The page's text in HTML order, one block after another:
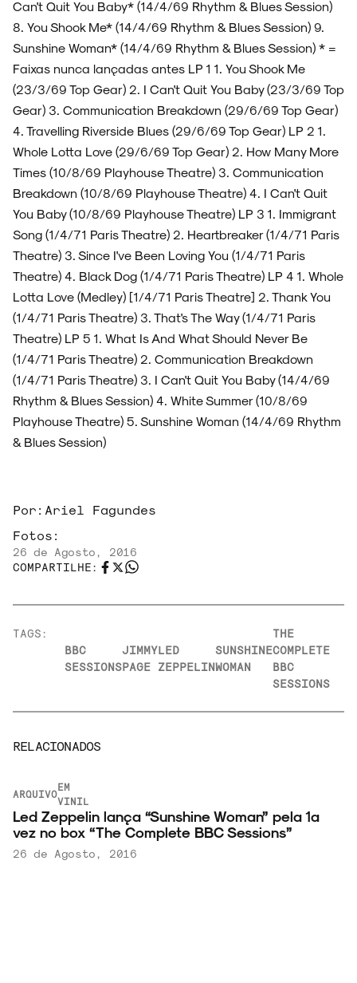
Can't Quit You Baby* (14/4/69 Rhythm & Blues Session)
8. You Shook Me* (14/4/69 Rhythm & Blues Session) 9.
Sunshine Woman* (14/4/69 Rhythm & Blues Session) * =
Faixas nunca lançadas antes LP 1 1. You Shook Me
(23/3/69 Top Gear) 2. I Can't Quit You Baby (23/3/69 Top
Gear) 3. Communication Breakdown (29/6/69 Top Gear)
4. Travelling Riverside Blues (29/6/69 Top Gear) LP 2 1.
Whole Lotta Love (29/6/69 Top Gear) 2. How Many More
Times (10/8/69 Playhouse Theatre) 3. Communication
Breakdown (10/8/69 Playhouse Theatre) 4. I Can't Quit
You Baby (10/8/69 Playhouse Theatre) LP 3 1. Immigrant
Song (1/4/71 Paris Theatre) 2. Heartbreaker (1/4/71 Paris
Theatre) 3. Since I've Been Loving You (1/4/71 Paris
Theatre) 4. Black Dog (1/4/71 Paris Theatre) LP 4 1. Whole
Lotta Love (Medley) [1/4/71 Paris Theatre] 2. Thank You
(1/4/71 Paris Theatre) 3. That's The Way (1/4/71 Paris
Theatre) LP 5 1. What Is And What Should Never Be
(1/4/71 Paris Theatre) 2. Communication Breakdown
(1/4/71 Paris Theatre) 3. I Can't Quit You Baby (14/4/69
Rhythm & Blues Session) 4. White Summer (10/8/69
Playhouse Theatre) 5. Sunshine Woman (14/4/69 Rhythm
& Blues Session)
Por: Ariel Fagundes
Fotos:
26 de Agosto, 2016
COMPARTILHE:
TAGS:
BBC
SESSIONS
JIMMY
PAGE
LED
ZEPPELIN
SUNSHINE
WOMAN
THE
COMPLETE
BBC
SESSIONS
RELACIONADOS
ARQUIVO
EM
VINIL
Led Zeppelin lança “Sunshine Woman” pela 1ª
vez no box “The Complete BBC Sessions”
26 de Agosto, 2016